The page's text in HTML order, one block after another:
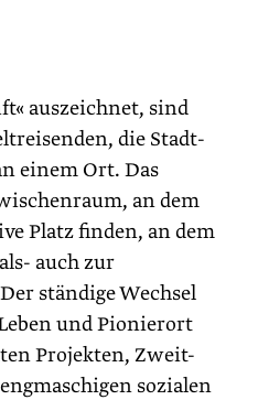
auszeichnet, sind
die Stadt-
einem Ort. Das
an dem
Platz finden, an dem
auch zur
ständige Wechsel
und Pionierort
Projekten, Zweit-
sozialen